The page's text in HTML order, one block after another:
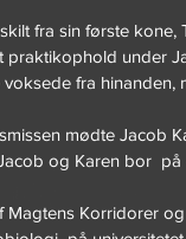
fra sin første
praktikophold under
voksede fra
mødte Jacob
og Karen bor
Magtens Korridorer